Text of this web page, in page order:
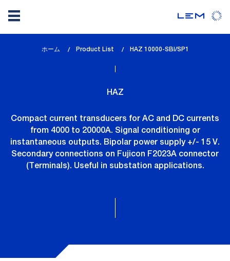
ホーム Product List
lem_current_page
HAZ 10000-SBI/SP1
HAZ
Compact current transducers for AC and DC currents
from 4000 to 20000A. Signal conditioning or
instantaneous outputs. Bipolar power supply +/- 15 V.
Secondary connections on Fujicon F2023A connector
(Terminals). Useful in substation applications.